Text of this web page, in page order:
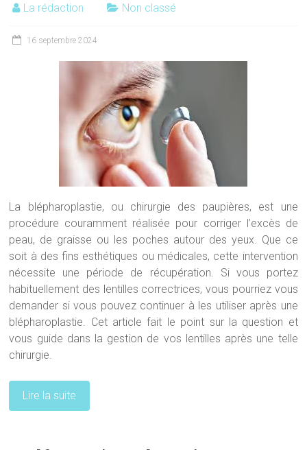
La rédaction Non classé
16 septembre 2024
La blépharoplastie, ou chirurgie des paupières, est une
procédure couramment réalisée pour corriger l’excès de
peau, de graisse ou les poches autour des yeux. Que ce
soit à des fins esthétiques ou médicales, cette intervention
nécessite une période de récupération. Si vous portez
habituellement des lentilles correctrices, vous pourriez vous
demander si vous pouvez continuer à les utiliser après une
blépharoplastie. Cet article fait le point sur la question et
vous guide dans la gestion de vos lentilles après une telle
chirurgie.
Lire la suite